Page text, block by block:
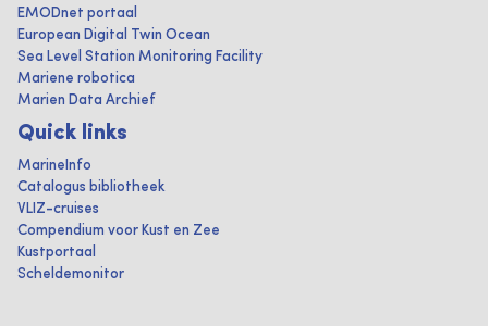
EMODnet portaal
European Digital Twin Ocean
Sea Level Station Monitoring Facility
Mariene robotica
Marien Data Archief
Quick links
MarineInfo
Catalogus bibliotheek
VLIZ-cruises
Compendium voor Kust en Zee
Kustportaal
Scheldemonitor